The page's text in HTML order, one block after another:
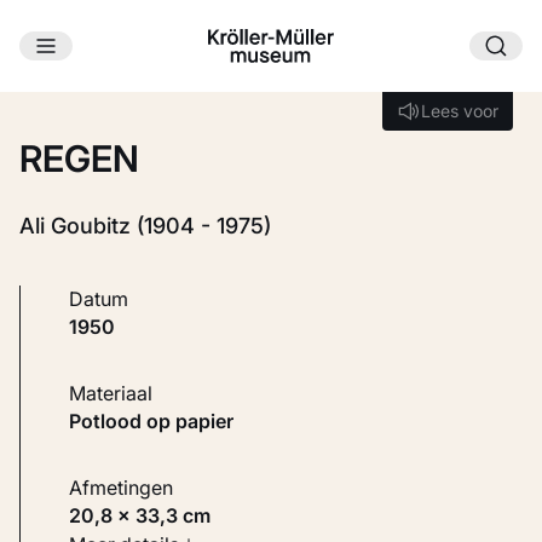
Ga naar hoofdinhoud
Lees voor
Lees voor
REGEN
Ali Goubitz (1904 - 1975)
Datum
1950
Materiaal
Potlood op papier
Afmetingen
20,8 × 33,3 cm